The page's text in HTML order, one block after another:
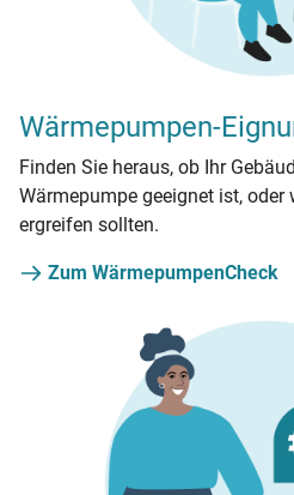
Wärmepumpen-
Finden Sie heraus, ob Ihr
Wärmepumpe geeignet ist,
ergreifen sollten.
Zum WärmepumpenCheck